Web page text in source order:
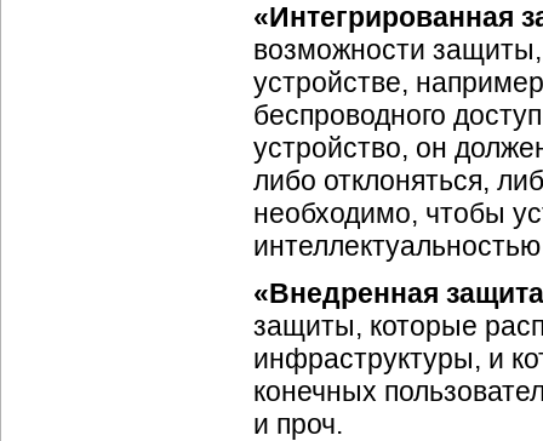
«Интегрированная
возможности
устройстве,
беспроводного
устройство, он
либо отклоняться,
необходимо, чтобы
«Внедренная
защиты, которые
инфраструктуры, и
конечных
и проч.